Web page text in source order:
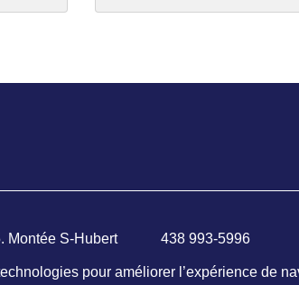
pour améliorer l’expérience de
Montée S-Hubert
438 993-5996